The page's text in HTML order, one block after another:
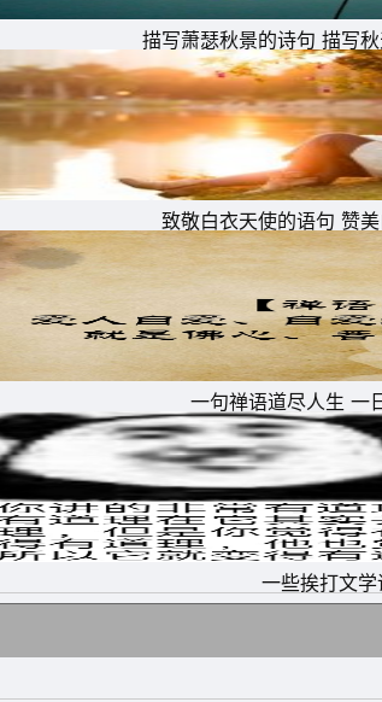
昨天,从此我的脚步就轻
乎自己的想象。—莫泊
描写萧瑟秋景的诗句 描写
致敬白衣天使的语句 赞
一句禅语道尽人生 一
一些挨打文学